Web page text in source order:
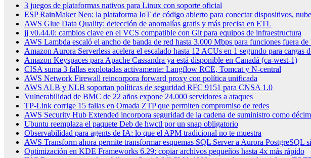
3 juegos de plataformas nativos para Linux con soporte oficial
ESP RainMaker Neo: la plataforma IoT de código abierto para conectar dispositivos,
AWS Glue Data Quality: detección de anomalías gratis y más precisa en ETL
jj v0.44.0: cambios clave en el VCS compatible con Git para equipos de infraestructura
AWS Lambda escaló el ancho de banda de red hasta 3.000 Mbps para funciones fuera
Amazon Aurora Serverless acelera el escalado hasta 12 ACUs en 1 segundo para cargas
Amazon Keyspaces para Apache Cassandra ya está disponible en Canadá (ca-west-1)
CISA suma 3 fallas explotadas activamente: Langflow RCE, Tomcat y N-central
AWS Network Firewall reincorpora forward proxy con política unificada
AWS ALB y NLB soportan políticas de seguridad RFC 9151 para CNSA 1.0
Vulnerabilidad de BMC de 22 años expone 24.000 servidores a ataques
TP-Link corrige 15 fallas en Omada ZTP que permiten compromiso de redes
AWS Security Hub Extended incorpora seguridad de la cadena de suministro como
Ubuntu reemplaza el paquete Deb de hwctl por un snap obligatorio
Observabilidad para agents de IA: lo que el APM tradicional no te muestra
AWS Transform ahora permite transformar esquemas SQL Server a Aurora PostgreSQL
Optimización en KDE Frameworks 6.29: copiar archivos pequeños hasta 4x más rápido